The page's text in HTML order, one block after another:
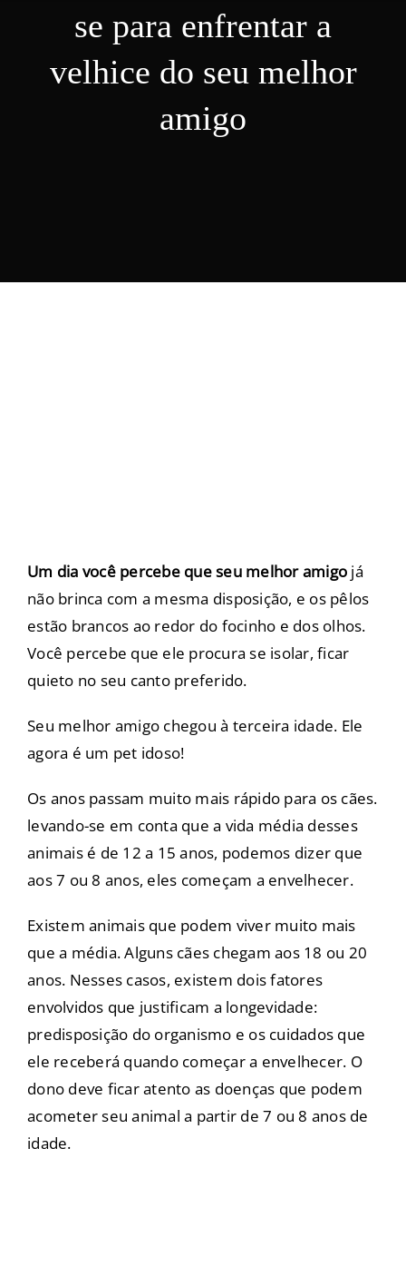
Contato
se para enfrentar a
velhice do seu melhor
amigo
Um dia você percebe que seu melhor amigo já
não brinca com a mesma disposição, e os pêlos
estão brancos ao redor do focinho e dos olhos.
Você percebe que ele procura se isolar, ficar
quieto no seu canto preferido.
Seu melhor amigo chegou à terceira idade. Ele
agora é um pet idoso!
Os anos passam muito mais rápido para os cães.
levando-se em conta que a vida média desses
animais é de 12 a 15 anos, podemos dizer que
aos 7 ou 8 anos, eles começam a envelhecer.
Existem animais que podem viver muito mais
que a média. Alguns cães chegam aos 18 ou 20
anos. Nesses casos, existem dois fatores
envolvidos que justificam a longevidade:
predisposição do organismo e os cuidados que
ele receberá quando começar a envelhecer. O
dono deve ficar atento as doenças que podem
acometer seu animal a partir de 7 ou 8 anos de
idade.